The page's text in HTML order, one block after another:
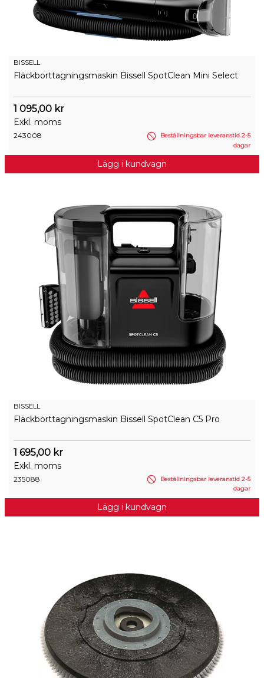
BISSELL
Fläckborttagningsmaskin Bissell SpotClean Mini Select
1 095,00 kr
Exkl. moms
243008
Beställningsbar leveranstid 2-5
dagar
Lägg i kundvagn
BISSELL
Fläckborttagningsmaskin Bissell SpotClean C5 Pro
1 695,00 kr
Exkl. moms
235088
Beställningsbar leveranstid 2-5
dagar
Lägg i kundvagn